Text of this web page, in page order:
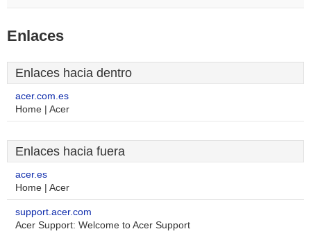
Enlaces
Enlaces hacia dentro
acer.com.es
Home | Acer
Enlaces hacia fuera
acer.es
Home | Acer
support.acer.com
Acer Support: Welcome to Acer Support